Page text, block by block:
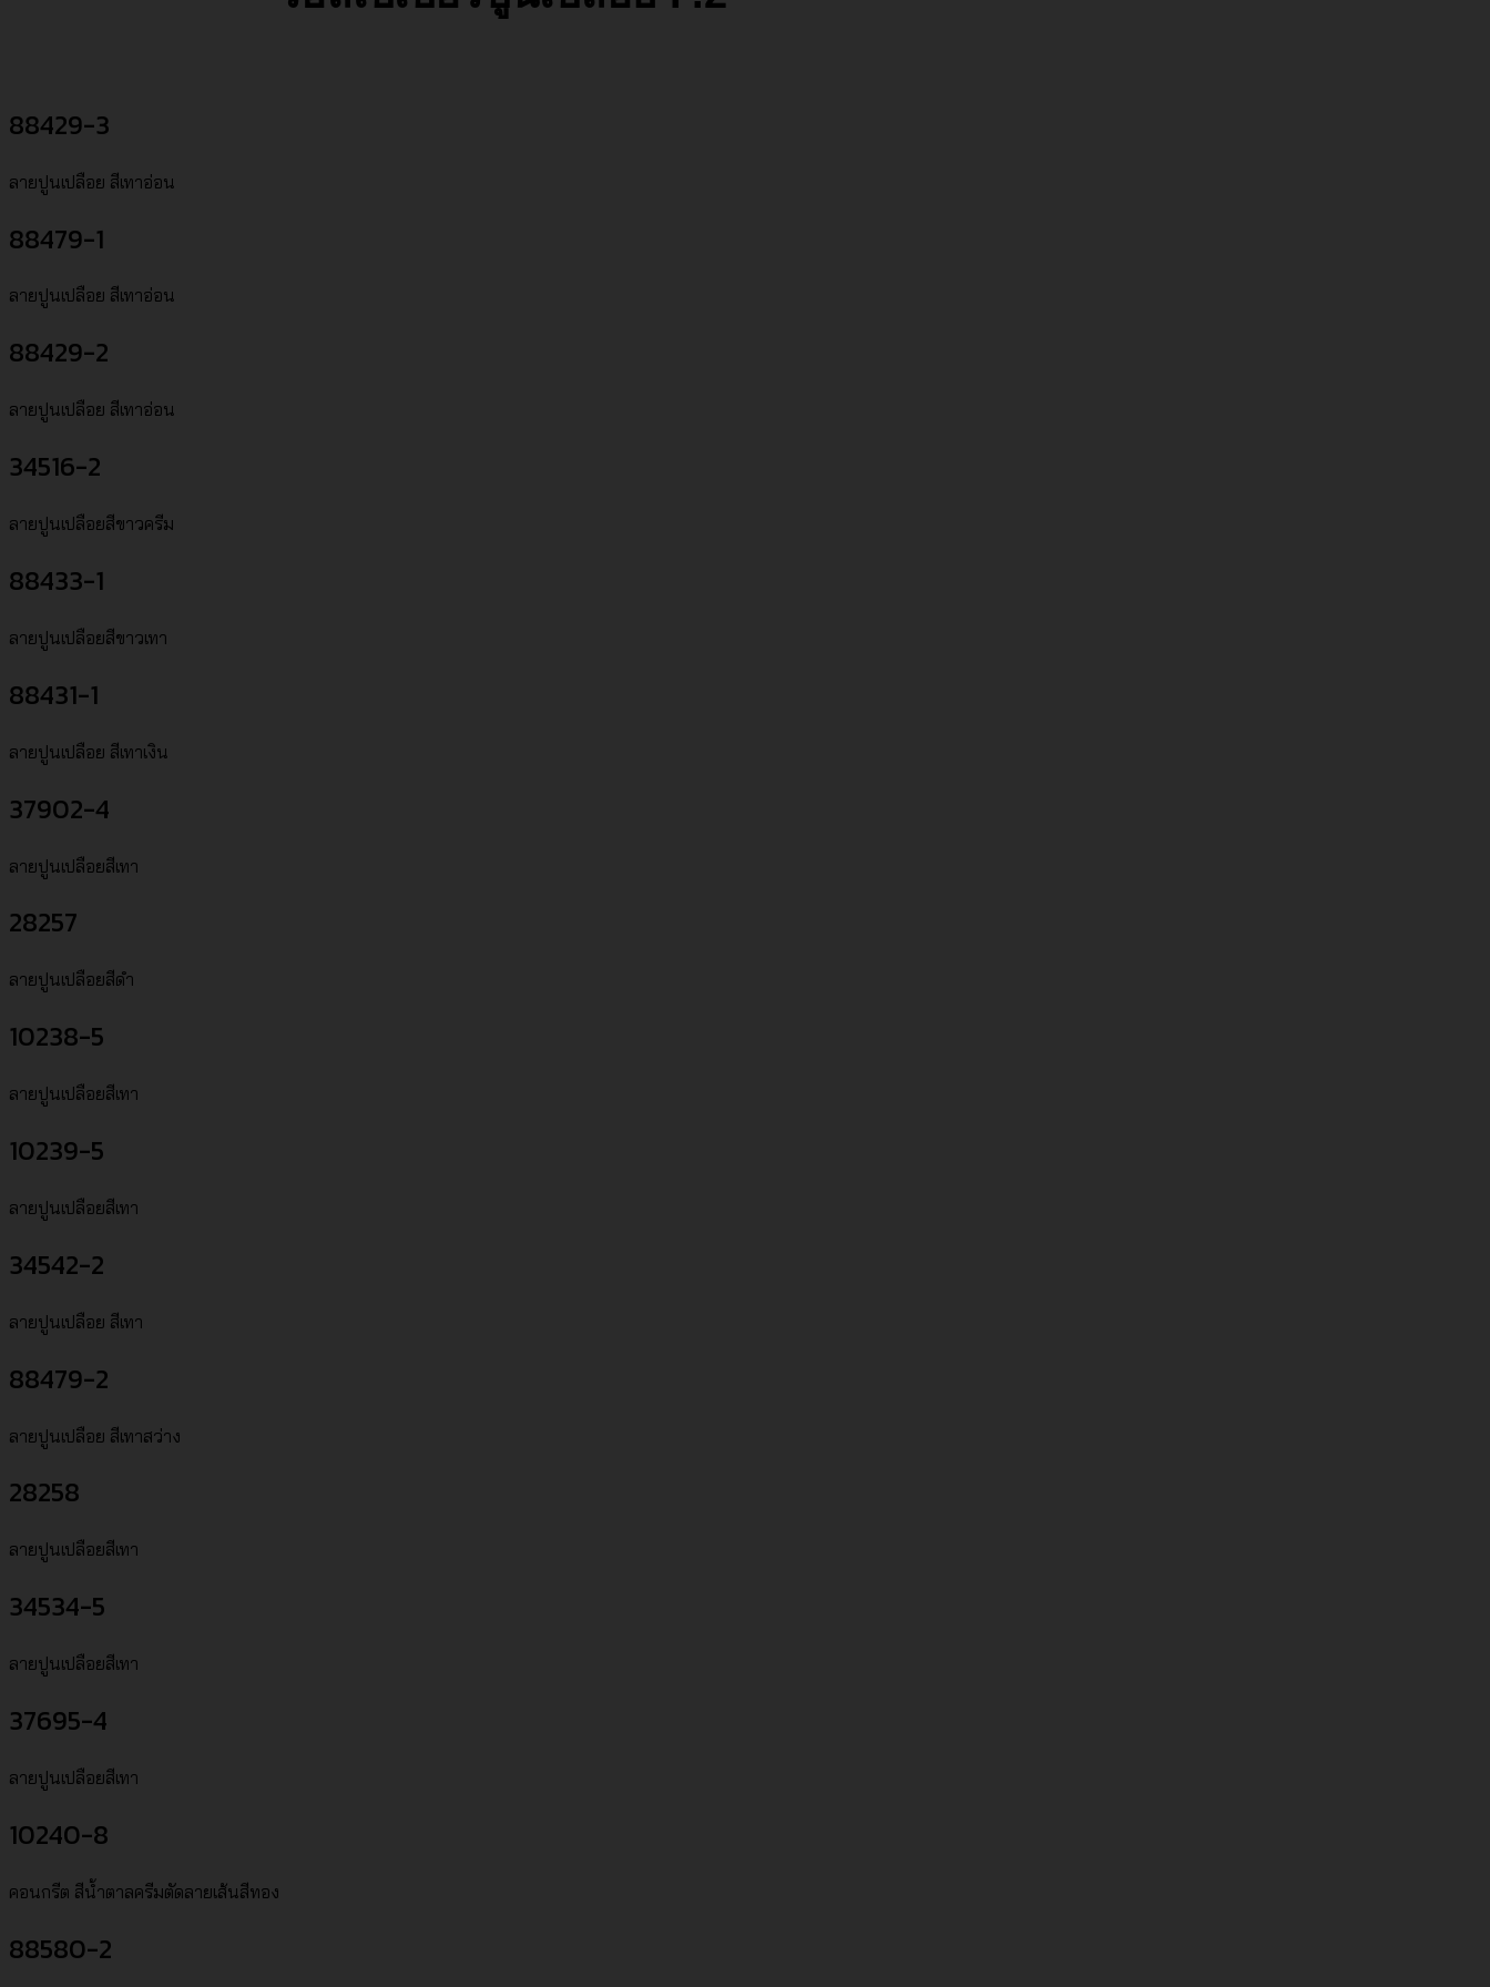
88429-3
ลายปูนเปลือย สีเทาอ่อน
88479-1
ลายปูนเปลือย สีเทาอ่อน
88429-2
ลายปูนเปลือย สีเทาอ่อน
34516-2
ลายปูนเปลือยสีขาวครีม
88433-1
ลายปูนเปลือยสีขาวเทา
88431-1
ลายปูนเปลือย สีเทาเงิน
37902-4
ลายปูนเปลือยสีเทา
28257
ลายปูนเปลือยสีดำ
10238-5
ลายปูนเปลือยสีเทา
10239-5
ลายปูนเปลือยสีเทา
34542-2
ลายปูนเปลือย สีเทา
88479-2
ลายปูนเปลือย สีเทาสว่าง
28258
ลายปูนเปลือยสีเทา
34534-5
ลายปูนเปลือยสีเทา
37695-4
ลายปูนเปลือยสีเทา
10240-8
คอนกรีต สีน้ำตาลครีมตัดลายเส้นสีทอง
88580-2